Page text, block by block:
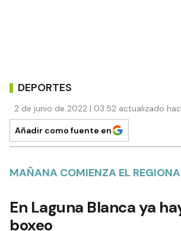
DEPORTES
2 de junio de 2022 | 03:52 actualizado
Añadir como fuente en
MAÑANA COMIENZA EL
En Laguna Blanca ya
boxeo